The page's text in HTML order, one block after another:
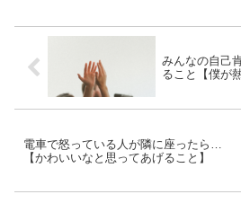
みんなの自己
ること【僕が
電車で怒っている人が隣に座ったら…
【かわいいなと思ってあげること】